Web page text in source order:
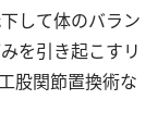
して体のバラン
を引き起こすリ
股関節置換術な